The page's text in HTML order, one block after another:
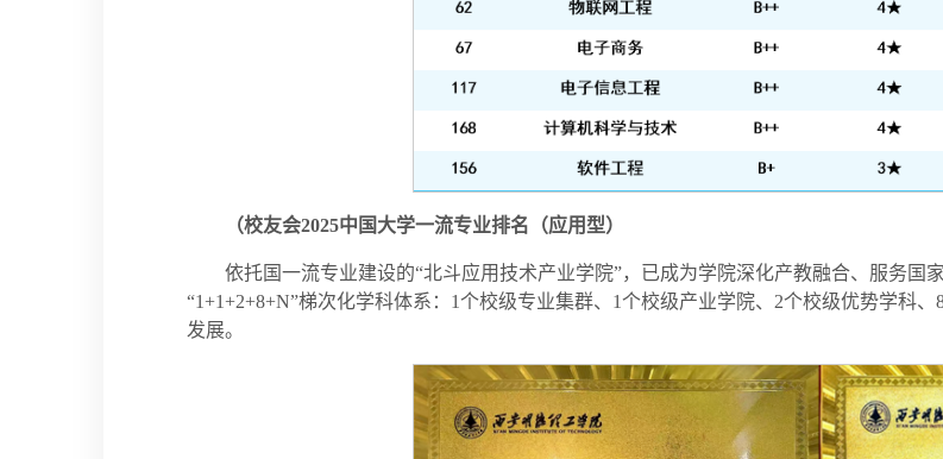
（校友会2025中国大学一流专业排名（应用型）
依托国一流专业建设的“北斗应用技术产业学院”，已成为学院深化产教融合、服务国
“1+1+2+8+N”梯次化学科体系：1个校级专业集群、1个校级产业学院、2个校级优势学科
发展。